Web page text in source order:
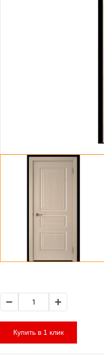
Купить в 1 клик